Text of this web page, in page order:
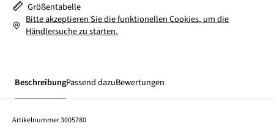
Größentabelle
Bitte akzeptieren Sie die funktionellen Cookies, um die
Händlersuche zu starten.
BeschreibungPassend dazuBewertungen
Artikelnummer3005780